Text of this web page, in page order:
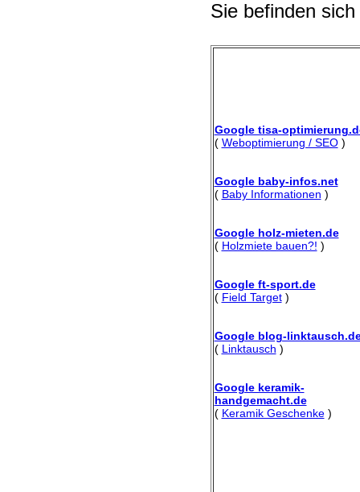
Sie befinden
Google tisa-
( Weboptimierung / SEO)
Google baby-infos.net
( Baby Informationen )
Google holz-mieten.de
( Holzmiete bauen?! )
Google ft-sport.de
( Field Target)
Google blog-
( Linktausch )
Google keramik-
handgemacht.de
( Keramik Geschenke)